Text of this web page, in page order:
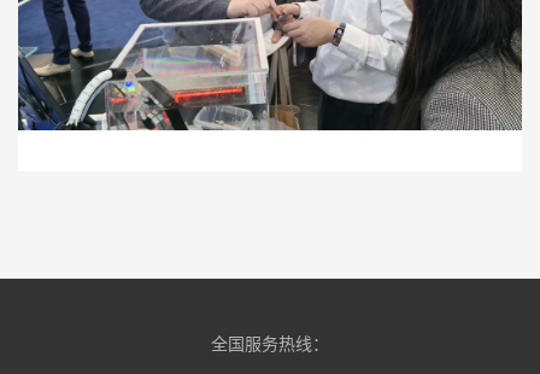
全国服务热线：